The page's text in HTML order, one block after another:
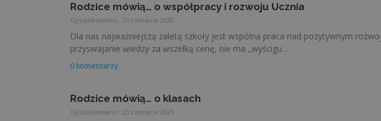
Rodzice mówią… o współpracy i rozwoju Ucznia
Opublikowano: 23 czerwca 2025
Dla nas najważniejszą zaletą szkoły jest wspólna praca nad pozytywnym
przyswajanie wiedzy za wszelką cenę, nie ma „wyścigu …
0 komentarzy
Rodzice mówią… o klasach
Opublikowano: 23 czerwca 2025